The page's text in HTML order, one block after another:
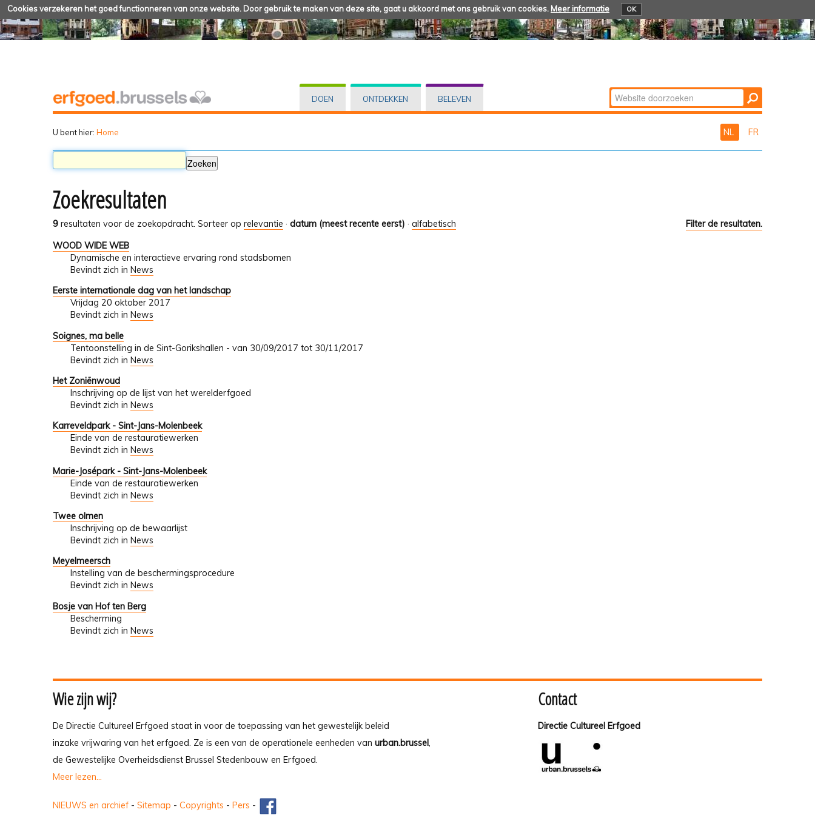
Cookies verzekeren het goed functionneren van onze website. Door gebruik te maken van deze site, gaat u akkoord met ons gebruik van cookies. Meer informatie OK
DOEN ONTDEKKEN BELEVEN Zoek
Geavanceerd
U bent hier: Home NL FR
Zoekresultaten
9 resultaten voor de zoekopdracht. Filter de resultaten.
Sorteer op relevantie · datum (meest recente eerst) · alfabetisch
WOOD WIDE WEB
Dynamische en interactieve ervaring rond stadsbomen
Bevindt zich in News
Eerste internationale dag van het landschap
Vrijdag 20 oktober 2017
Bevindt zich in News
Soignes, ma belle
Tentoonstelling in de Sint-Gorikshallen - van 30/09/2017 tot 30/11/2017
Bevindt zich in News
Het Zoniënwoud
Inschrijving op de lijst van het werelderfgoed
Bevindt zich in News
Karreveldpark - Sint-Jans-Molenbeek
Einde van de restauratiewerken
Bevindt zich in News
Marie-Josépark - Sint-Jans-Molenbeek
Einde van de restauratiewerken
Bevindt zich in News
Twee olmen
Inschrijving op de bewaarlijst
Bevindt zich in News
Meyelmeersch
Instelling van de beschermingsprocedure
Bevindt zich in News
Bosje van Hof ten Berg
Bescherming
Bevindt zich in News
Wie zijn wij?
De Directie Cultureel Erfgoed staat in voor de toepassing van het gewestelijk beleid
inzake vrijwaring van het erfgoed. Ze is een van de operationele eenheden van urban.brussel,
de Gewestelijke Overheidsdienst Brussel Stedenbouw en Erfgoed.
Meer lezen...
Contact
Directie Cultureel Erfgoed
NIEUWS en archief - Sitemap - Copyrights - Pers -